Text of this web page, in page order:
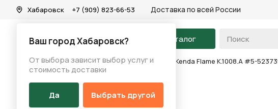
Хабаровск
Ваш город Хабаровск?
От выбора зависит выбор услуг и
стоимость доставки
Да Выбрать другой
+7 (909) 823-66-53 Доставка по всей России
На главную Каталог
Каталог/Запчасти/Покрышка/ Шина х26 3.00 Kenda Flame K.1008.A #5-